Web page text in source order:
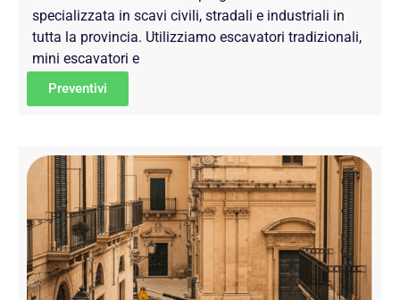
specializzata in scavi civili, stradali e industriali in
tutta la provincia. Utilizziamo escavatori tradizionali,
mini escavatori e
Preventivi